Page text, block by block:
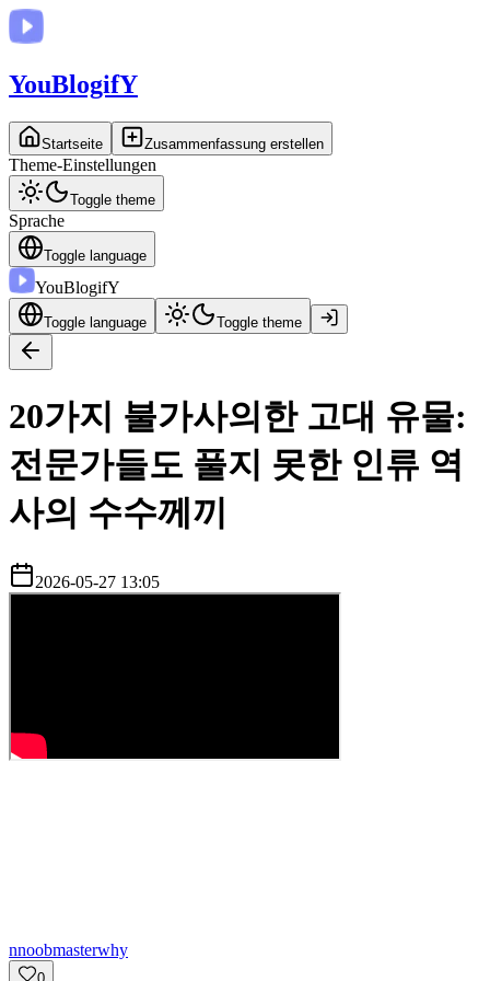
YouBlogifY
Startseite Zusammenfassung erstellen
Theme-Einstellungen
Toggle theme
Sprache
Toggle language
YouBlogifY
Toggle language Toggle theme
20가지 불가사의한 고대 유물:
전문가들도 풀지 못한 인류 역
사의 수수께끼
2026-05-27 13:05
nnoobmasterwhy